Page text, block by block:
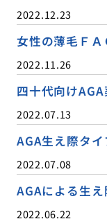
2022.12.23
女性の薄毛Ｆ
2022.11.26
四十代向け
2022.07.13
AGA生え際タ
2022.07.08
AGAによる生
2022.06.22